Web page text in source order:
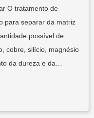
O tratamento de
para separar da matriz
possível de
cobre, silício, magnésio
da dureza e da…